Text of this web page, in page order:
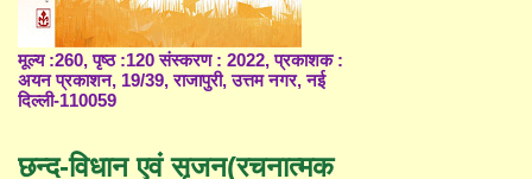
मूल्य :260, पृष्ठ :120 संस्करण : 2022, प्रकाशक :
अयन प्रकाशन, 19/39, राजापुरी, उत्तम नगर, नई
दिल्ली-110059
छन्द-विधान एवं सृजन(रचनात्मक